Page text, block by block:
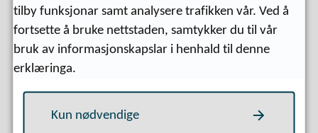
Logg inn på ReMidt Min side
tilby funksjonar samt analysere trafikken vår. Ved å
fortsette å bruke nettstaden, samtykker du til vår
bruk av informasjonskapslar i henhald til denne
erklæringa.
Kun nødvendige